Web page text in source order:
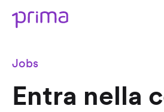
Jobs
Entra nella